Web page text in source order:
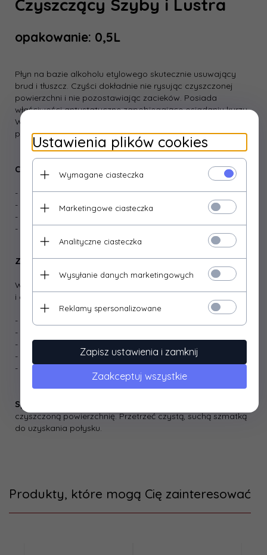
Czyszczący Szyby i Lustra
opakowanie: 0,5L
Płyn na bazie alkoholu etylowego skutecznie usuwający
brud i tłuszcz. Czyści dokładnie nie rysując czyszczonej
powierzchni i nie pozostawiając zacieków. Posiada
właściwości antystatyczne zapobiegające osiadaniu kurzu.
Wypełnia pomieszczenie świeżym zapachem. Gwarantuje
połysk bez smug.
Cechy produktu:
- butelka z atomizerem,
- skuteczny w działaniu,
- nie pozostawia smug i zacieków,
- nie rysuje powierzchni.
Zastosowanie
Wyrób przeznaczony do usuwania zabrudzeń ze szklanych
i gładkich powierzchni. Idealny do czyszczenia:
- szyb,
- luster,
- kryształów,
- glazury,
- porcelany.
Sposób użycia:
czyszczoną powierzchnię. Przetrzeć czystą, suchą szmatką
do uzyskania połysku.
Produkty, które mogą Cię zainteresować
Ustawienia plików cookies
Wymagane ciasteczka
Marketingowe ciasteczka
Analityczne ciasteczka
Wysyłanie danych marketingowych
Reklamy spersonalizowane
Zapisz ustawienia i zamknij
Zaakceptuj wszystkie